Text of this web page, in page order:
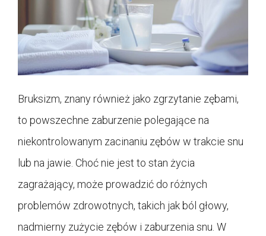
Bruksizm, znany również jako zgrzytanie zębami,
to powszechne zaburzenie polegające na
niekontrolowanym zacinaniu zębów w trakcie snu
lub na jawie. Choć nie jest to stan życia
zagrażający, może prowadzić do różnych
problemów zdrowotnych, takich jak ból głowy,
nadmierny zużycie zębów i zaburzenia snu. W